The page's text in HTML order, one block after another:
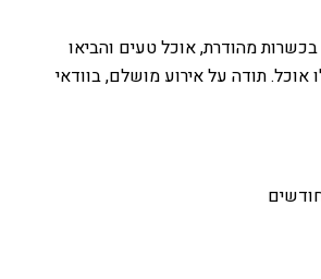
בכשרות מהודרת, אוכל טעים והביאו
אוכל. תודה על אירוע מושלם, בוודאי